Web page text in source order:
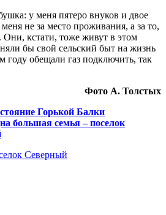
у меня пятеро внуков и двое
не за место проживания, а за то,
Они, кстати, тоже живут в этом
бы свой сельский быт на жизнь
году обещали газ подключить, так
Фото А. Толстых
Горькой Балки
большая семья – поселок
Северный